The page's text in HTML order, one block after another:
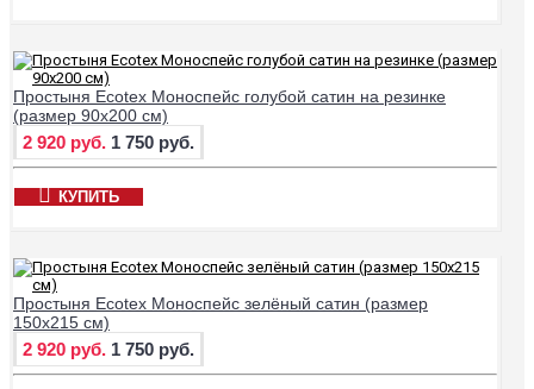
Простыня Ecotex Моноспейс голубой сатин на резинке
(размер 90х200 см)
2 920 руб. 1 750 руб.
КУПИТЬ
Простыня Ecotex Моноспейс зелёный сатин (размер
150х215 см)
2 920 руб. 1 750 руб.